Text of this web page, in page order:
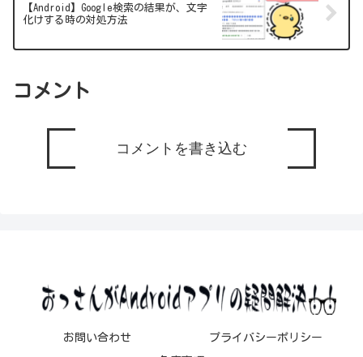
【Android】Google検索の結果が、文字
化けする時の対処方法
コメント
コメントを書き込む
お問い合わせ プライバシーポリシー